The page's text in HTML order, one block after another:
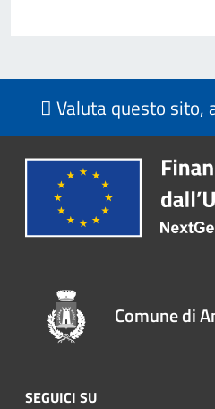
Valuta questo sito,
Comune di
SEGUICI SU